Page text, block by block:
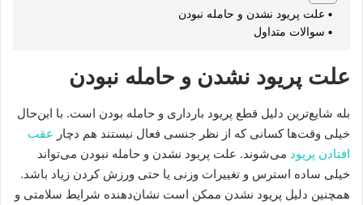
علت پریود نشدن و حامله نبودن
سوالات متداول
علت پریود نشدن و حامله نبودن
بله شایع‌ترین دلیل قطع پریود بارداری و حامله بودن است. با این‌حال
خیلی وقت‌ها کسانی که از نظر جنسی فعال نیستند هم دچار عقب
افتادن پریود می‌شوند. علت پریود نشدن و حامله نبودن می‌تواند
خیلی ساده استرس و تغییرات وزنی یا حتی ورزش کردن زیاد باشد.
همچنین دلیل پریود نشدن ممکن است نشان‌دهنده شرایط سلامتی و